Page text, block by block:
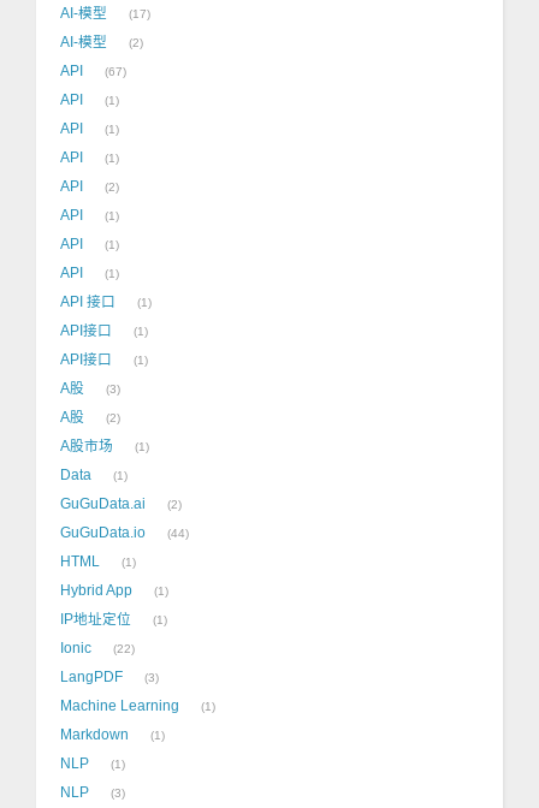
AI-模型 17
AI-模型 2
API 67
API 1
API 1
API 1
API 2
API 1
API 1
API 1
API 接口 1
API接口 1
API接口 1
A股 3
A股 2
A股市场 1
Data 1
GuGuData.ai 2
GuGuData.io 44
HTML 1
Hybrid App 1
IP地址定位 1
Ionic 22
LangPDF 3
Machine Learning 1
Markdown 1
NLP 1
NLP 3